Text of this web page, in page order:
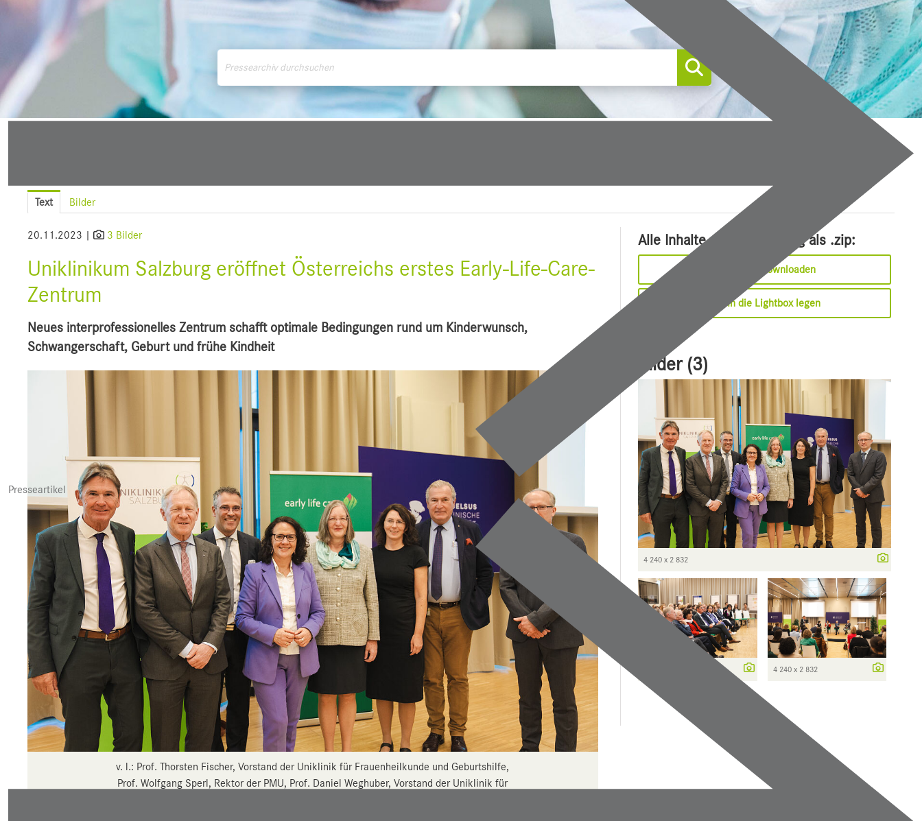
Presseartikel
Text Bilder
20.11.2023 | 3 Bilder
Uniklinikum Salzburg eröffnet Österreichs erstes Early-Life-Care-
Zentrum
Neues interprofessionelles Zentrum schafft optimale Bedingungen rund um Kinderwunsch,
Schwangerschaft, Geburt und frühe Kindheit
v. l.: Prof. Thorsten Fischer, Vorstand der Uniklinik für Frauenheilkunde und Geburtshilfe,
Prof. Wolfgang Sperl, Rektor der PMU, Prof. Daniel Weghuber, Vorstand der Uniklinik für
Alle Inhalte dieser Meldung als .zip:
Sofort downloaden
In die Lightbox legen
Bilder (3)
4 240 x 2 832
4 240 x 2 832